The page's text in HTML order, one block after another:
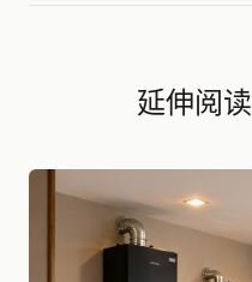
延伸阅